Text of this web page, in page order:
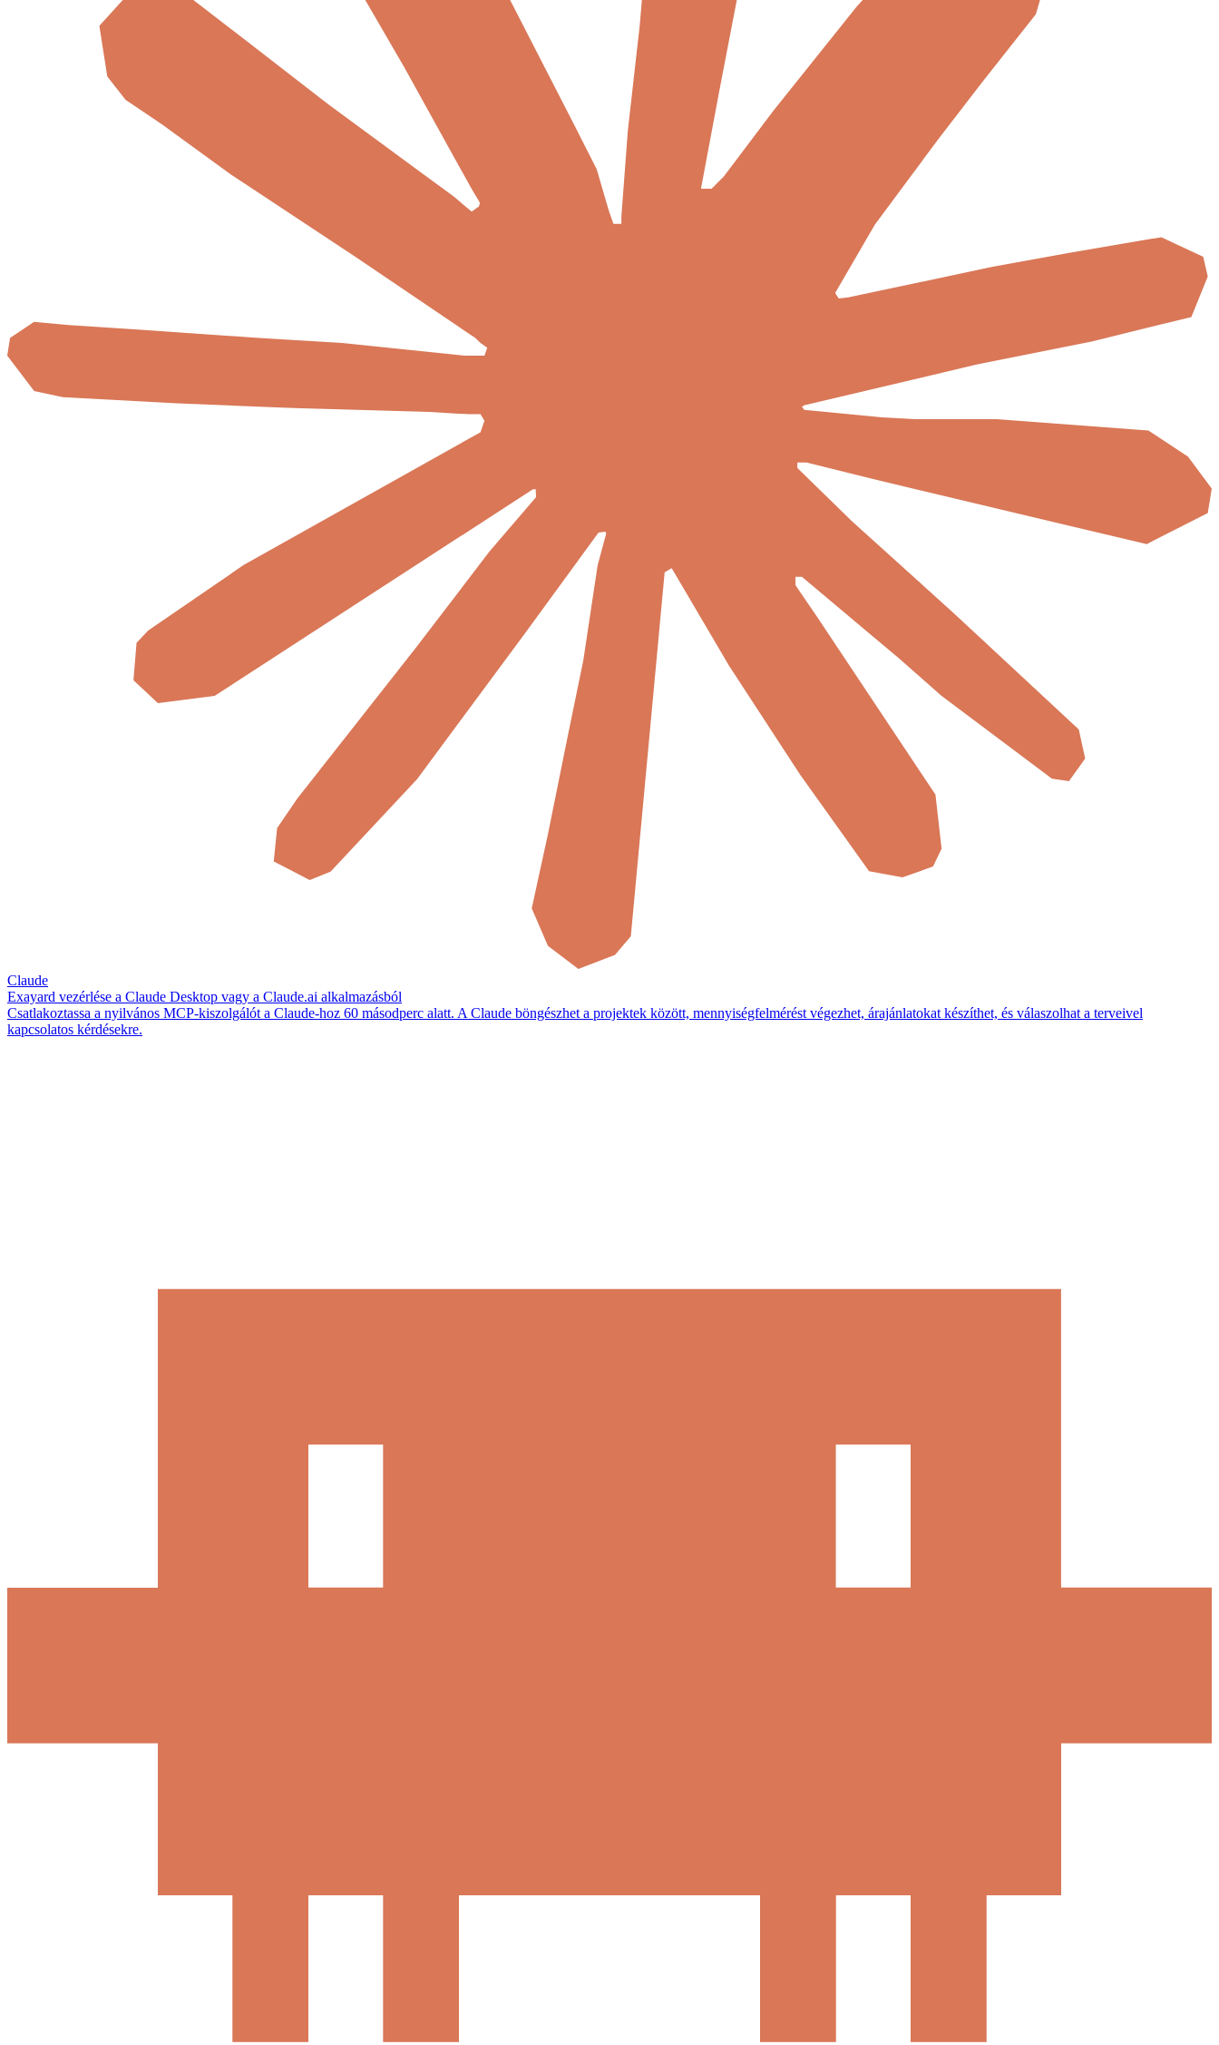
Claude
Exayard vezérlése a Claude Desktop vagy a Claude.ai alkalmazásból
Csatlakoztassa a nyilvános MCP-kiszolgálót a Claude-hoz 60 másodperc alatt. A Claude böngészhet a projektek között, mennyiségfelmérést végezhet, árajánlatokat készíthet, és válaszolhat a terveivel
kapcsolatos kérdésekre.